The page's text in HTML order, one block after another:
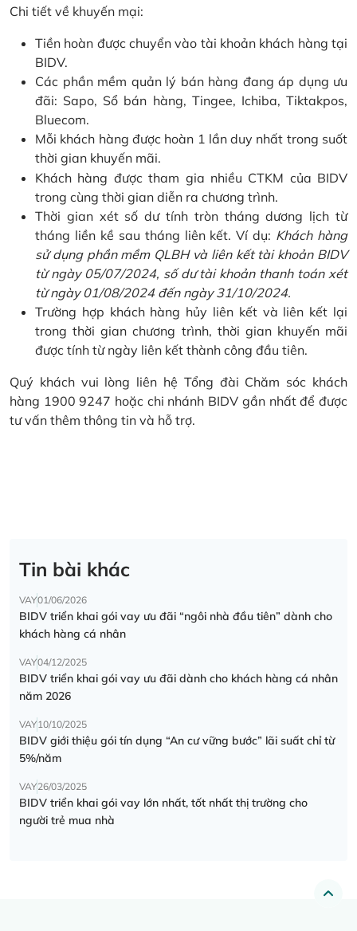
Chi tiết về khuyến mại:
Tiền hoàn được chuyển vào tài khoản khách hàng tại
BIDV.
Các phần mềm quản lý bán hàng đang áp dụng ưu
đãi: Sapo, Sổ bán hàng, Tingee, Ichiba, Tiktakpos,
Bluecom.
Mỗi khách hàng được hoàn 1 lần duy nhất trong suốt
thời gian khuyến mãi.
Khách hàng được tham gia nhiều CTKM của BIDV
trong cùng thời gian diễn ra chương trình.
Thời gian xét số dư tính tròn tháng dương lịch từ
tháng liền kề sau tháng liên kết. Ví dụ: Khách hàng
sử dụng phần mềm QLBH và liên kết tài khoản BIDV
từ ngày 05/07/2024, số dư tài khoản thanh toán xét
từ ngày 01/08/2024 đến ngày 31/10/2024.
Trường hợp khách hàng hủy liên kết và liên kết lại
trong thời gian chương trình, thời gian khuyến mãi
được tính từ ngày liên kết thành công đầu tiên.
Quý khách vui lòng liên hệ Tổng đài Chăm sóc khách
hàng 1900 9247 hoặc chi nhánh BIDV gần nhất để được
tư vấn thêm thông tin và hỗ trợ.
Tin bài khác
VAY01/06/2026
BIDV triển khai gói vay ưu đãi “ngôi nhà đầu tiên” dành cho
khách hàng cá nhân
VAY04/12/2025
BIDV triển khai gói vay ưu đãi dành cho khách hàng cá nhân
năm 2026
VAY10/10/2025
BIDV giới thiệu gói tín dụng “An cư vững bước” lãi suất chỉ từ
5%/năm
VAY26/03/2025
BIDV triển khai gói vay lớn nhất, tốt nhất thị trường cho
người trẻ mua nhà